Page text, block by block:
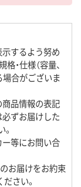
するよう努め
・仕様（容量、
場合がございま
商品情報の表記
ずお届けした
ー等にお問い合
のお届けをお約束
さい。